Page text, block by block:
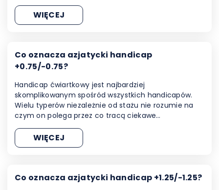
WIĘCEJ
Co oznacza azjatycki handicap
+0.75/-0.75?
Handicap ćwiartkowy jest najbardziej
skomplikowanym spośród wszystkich handicapów.
Wielu typerów niezależnie od stażu nie rozumie na
czym on polega przez co tracą ciekawe…
WIĘCEJ
Co oznacza azjatycki handicap +1.25/-1.25?